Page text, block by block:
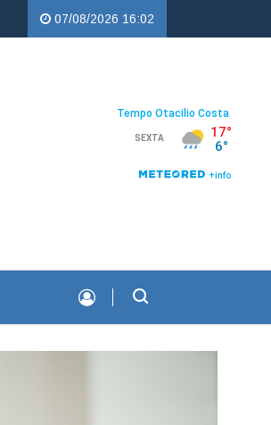
Solidário da Copercampos deixa legado de
07/08/2026 16:02